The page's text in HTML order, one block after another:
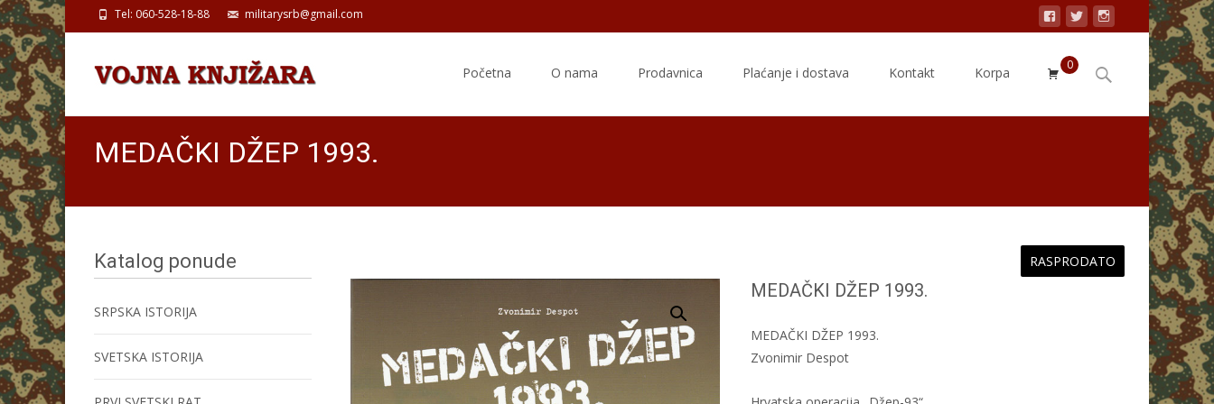
Tel: 060-528-18-88 militarysrb@gmail.com
Početna O nama Prodavnica Plaćanje i dostava Kontakt Korpa 0
Search
MEDAČKI DŽEP 1993.
RASPRODATO
MEDAČKI DŽEP 1993.
MEDAČKI DŽEP 1993.
Zvonimir Despot
Katalog ponude
SRPSKA ISTORIJA
SVETSKA ISTORIJA